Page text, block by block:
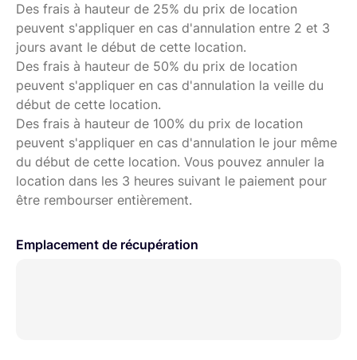
Des frais à hauteur de 25% du prix de location
peuvent s'appliquer en cas d'annulation entre 2 et 3
jours avant le début de cette location.
Des frais à hauteur de 50% du prix de location
peuvent s'appliquer en cas d'annulation la veille du
début de cette location.
Des frais à hauteur de 100% du prix de location
peuvent s'appliquer en cas d'annulation le jour même
du début de cette location. Vous pouvez annuler la
location dans les 3 heures suivant le paiement pour
être rembourser entièrement.
Emplacement de récupération